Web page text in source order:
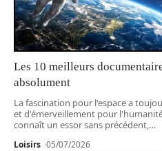
Les 10 meilleurs
absolument
La fascination pour l'espace a
et d'émerveillement pour
connaît un essor sans précédent, …
Loisirs 05/07/2026